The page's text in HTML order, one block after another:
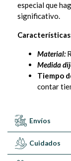
especial que
significativo.
Material:
Medida
Tiempo
contar
Envíos
Cuidados